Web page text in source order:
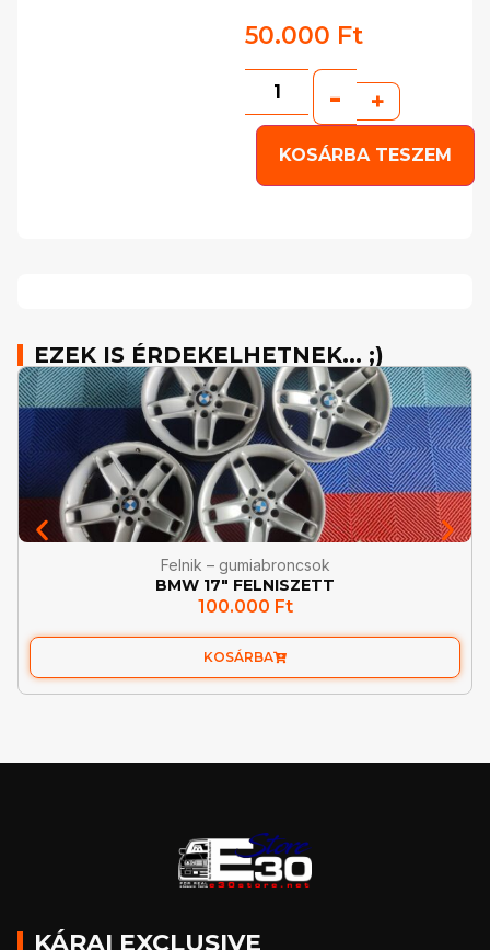
50.000 Ft
- +
KOSÁRBA TESZEM
EZEK IS ÉRDEKELHETNEK... ;)
Felnik – gumiabroncsok
BMW 17″ FELNISZETT
100.000 Ft
KOSÁRBA
KÁRAI EXCLUSIVE